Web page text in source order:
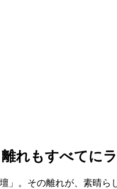
れもすべてに
」。その離れが、素晴